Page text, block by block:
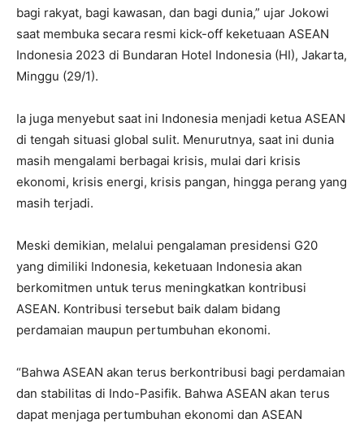
bagi rakyat, bagi kawasan, dan bagi dunia,” ujar Jokowi
saat membuka secara resmi kick-off keketuaan ASEAN
Indonesia 2023 di Bundaran Hotel Indonesia (HI), Jakarta,
Minggu (29/1).
Ia juga menyebut saat ini Indonesia menjadi ketua ASEAN
di tengah situasi global sulit. Menurutnya, saat ini dunia
masih mengalami berbagai krisis, mulai dari krisis
ekonomi, krisis energi, krisis pangan, hingga perang yang
masih terjadi.
Meski demikian, melalui pengalaman presidensi G20
yang dimiliki Indonesia, keketuaan Indonesia akan
berkomitmen untuk terus meningkatkan kontribusi
ASEAN. Kontribusi tersebut baik dalam bidang
perdamaian maupun pertumbuhan ekonomi.
“Bahwa ASEAN akan terus berkontribusi bagi perdamaian
dan stabilitas di Indo-Pasifik. Bahwa ASEAN akan terus
dapat menjaga pertumbuhan ekonomi dan ASEAN